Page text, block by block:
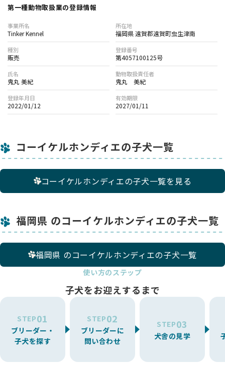
第一種動物取扱業の登録情報
事業所名
Tinker Kennel
所在地
福岡県 遠賀郡遠賀町虫生津南
種別
販売
登録番号
第4057100125号
氏名
鬼丸 美紀
動物取扱責任者
鬼丸 美紀
登録年月日
2022/01/12
有効期限
2027/01/11
コーイケルホンディエの子犬一覧
コーイケルホンディエの子犬一覧を見る
福岡県 のコーイケルホンディエの子犬一覧
福岡県 のコーイケルホンディエの子犬一覧
使い方のステップ
子犬をお迎えするまで
STEP01
ブリーダー・
子犬を探す
STEP02
ブリーダーに
問い合わせ
STEP03
犬舎の見学